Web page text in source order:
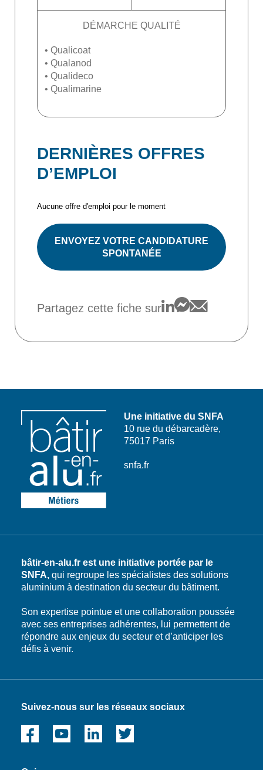
DÉMARCHE QUALITÉ
• Qualicoat
• Qualanod
• Qualideco
• Qualimarine
DERNIÈRES OFFRES
D’EMPLOI
Aucune offre d'emploi pour le moment
ENVOYEZ VOTRE CANDIDATURE
SPONTANÉE
Partagez cette fiche sur
Une initiative du SNFA
10 rue du débarcadère,
75017 Paris
snfa.fr
bâtir-en-alu.fr est une initiative portée par le
SNFA, qui regroupe les spécialistes des solutions
aluminium à destination du secteur du bâtiment.
Son expertise pointue et une collaboration poussée
avec ses entreprises adhérentes, lui permettent de
répondre aux enjeux du secteur et d’anticiper les
défis à venir.
Suivez-nous sur les réseaux sociaux